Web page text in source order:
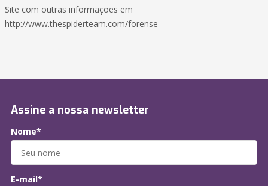
Site com outras informações em
http://www.thespiderteam.com/forense
Assine a nossa newsletter
Nome*
E-mail*